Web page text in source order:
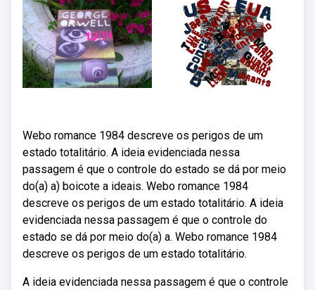
Webo romance 1984 descreve os perigos de um
estado totalitário. A ideia evidenciada nessa
passagem é que o controle do estado se dá por meio
do(a) a) boicote a ideais. Webo romance 1984
descreve os perigos de um estado totalitário. A ideia
evidenciada nessa passagem é que o controle do
estado se dá por meio do(a) a. Webo romance 1984
descreve os perigos de um estado totalitário.
A ideia evidenciada nessa passagem é que o controle